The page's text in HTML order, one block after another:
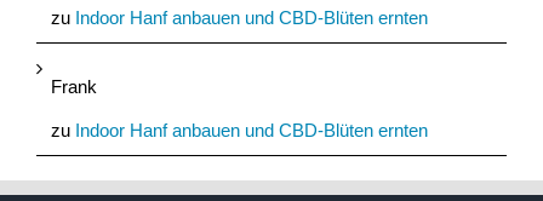
zu Indoor Hanf anbauen und CBD-Blüten ernten
Frank
zu Indoor Hanf anbauen und CBD-Blüten ernten